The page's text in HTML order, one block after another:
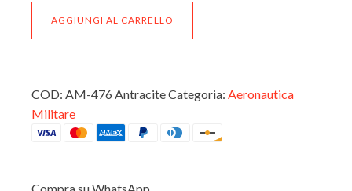
INTERNO
Zaino
linea
AM-
476
AGGIUNGI AL CARRELLO
COD: AM-476 AntraciteCategoria: Aeronautica
Militare